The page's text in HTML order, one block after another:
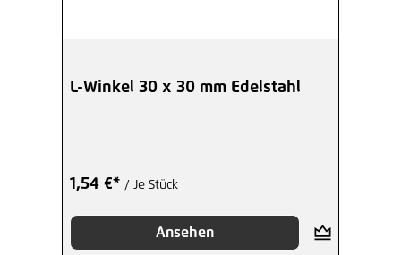
L-Winkel 30 x 30 mm Edelstahl
1,54 €* / Je Stück
Ansehen